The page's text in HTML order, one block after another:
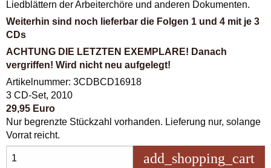
Liedblättern der Arbeiterchöre und anderen Dokumenten.
Weiterhin sind noch lieferbar die Folgen 1 und 4 mit je 3
CDs
ACHTUNG DIE LETZTEN EXEMPLARE! Danach
vergriffen! Wird nicht neu aufgelegt!
Artikelnummer: 3CDBCD16918
3 CD-Set, 2010
29,95 Euro
Nur begrenzte Stückzahl vorhanden. Lieferung nur, solange
Vorrat reicht.
add_shopping_cart